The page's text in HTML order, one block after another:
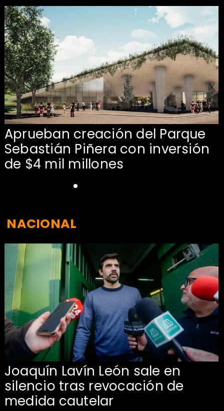
Aprueban creación del Parque
Sebastián Piñera con inversión
de $4 mil millones
Joaquín Lavín León sale en
silencio tras revocación de
medida cautelar
NACIONAL